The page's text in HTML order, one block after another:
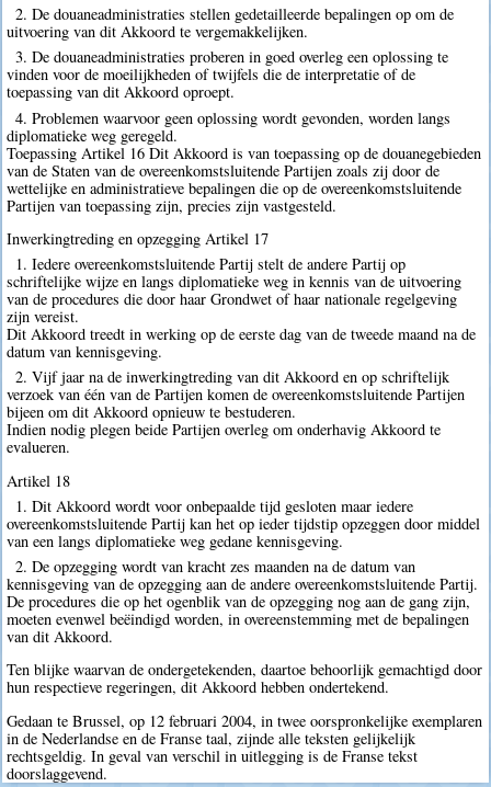
2. De douaneadministraties stellen gedetailleerde bepalingen op om de
uitvoering van dit Akkoord te vergemakkelijken.
3. De douaneadministraties proberen in goed overleg een oplossing te
vinden voor de moeilijkheden of twijfels die de interpretatie of de
toepassing van dit Akkoord oproept.
4. Problemen waarvoor geen oplossing wordt gevonden, worden langs
diplomatieke weg geregeld.
Toepassing Artikel 16 Dit Akkoord is van toepassing op de douanegebieden
van de Staten van de overeenkomstsluitende Partijen zoals zij door de
wettelijke en administratieve bepalingen die op de overeenkomstsluitende
Partijen van toepassing zijn, precies zijn vastgesteld.
Inwerkingtreding en opzegging Artikel 17
1. Iedere overeenkomstsluitende Partij stelt de andere Partij op
schriftelijke wijze en langs diplomatieke weg in kennis van de uitvoering
van de procedures die door haar Grondwet of haar nationale regelgeving
zijn vereist.
Dit Akkoord treedt in werking op de eerste dag van de tweede maand na de
datum van kennisgeving.
2. Vijf jaar na de inwerkingtreding van dit Akkoord en op schriftelijk
verzoek van één van de Partijen komen de overeenkomstsluitende Partijen
bijeen om dit Akkoord opnieuw te bestuderen.
Indien nodig plegen beide Partijen overleg om onderhavig Akkoord te
evalueren.
Artikel 18
1. Dit Akkoord wordt voor onbepaalde tijd gesloten maar iedere
overeenkomstsluitende Partij kan het op ieder tijdstip opzeggen door middel
van een langs diplomatieke weg gedane kennisgeving.
2. De opzegging wordt van kracht zes maanden na de datum van
kennisgeving van de opzegging aan de andere overeenkomstsluitende Partij.
De procedures die op het ogenblik van de opzegging nog aan de gang zijn,
moeten evenwel beëindigd worden, in overeenstemming met de bepalingen
van dit Akkoord.
Ten blijke waarvan de ondergetekenden, daartoe behoorlijk gemachtigd door
hun respectieve regeringen, dit Akkoord hebben ondertekend.
Gedaan te Brussel, op 12 februari 2004, in twee oorspronkelijke exemplaren
in de Nederlandse en de Franse taal, zijnde alle teksten gelijkelijk
rechtsgeldig. In geval van verschil in uitlegging is de Franse tekst
doorslaggevend.